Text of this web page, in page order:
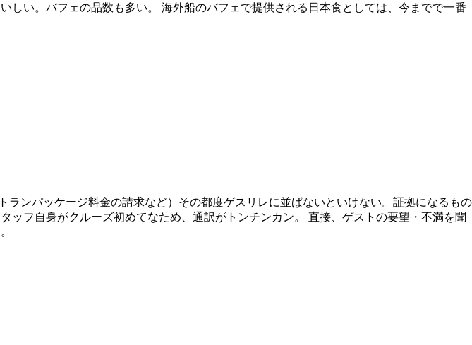
い。バフェの品数も多い。 海外船のバフェで提供される日本食としては、今までで一番
ンパッケージ料金の請求など）その都度ゲスリレに並ばないといけない。証拠になるもの
フ自身がクルーズ初めてなため、通訳がトンチンカン。 直接、ゲストの要望・不満を聞